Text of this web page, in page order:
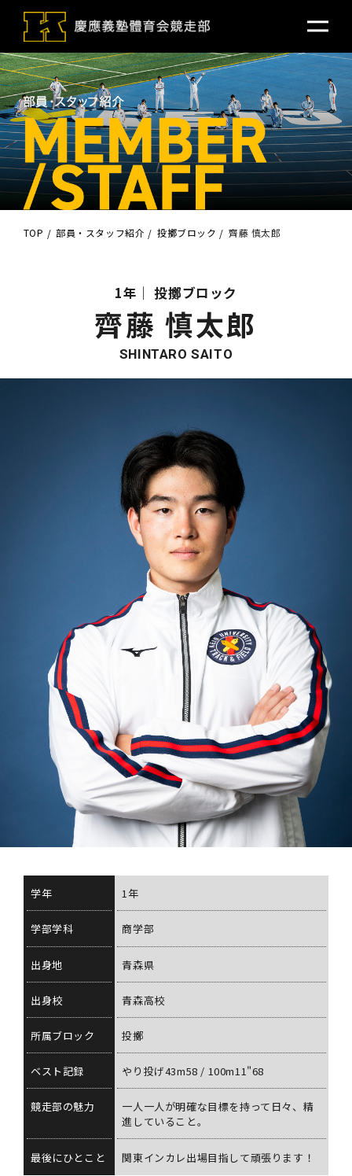
TOP 部員・スタッフ紹介 投擲ブロック 齊藤 慎太郎
1年 投擲ブロック
齊藤 慎太郎
SHINTARO SAITO
学年 1年
学部学科 商学部
出身地 青森県
出身校 青森高校
所属ブロック 投擲
ベスト記録 やり投げ43m58 / 100m11"68
競走部の魅力
一人一人が明確な目標を持って日々、精
進していること。
最後にひとこと 関東インカレ出場目指して頑張ります！